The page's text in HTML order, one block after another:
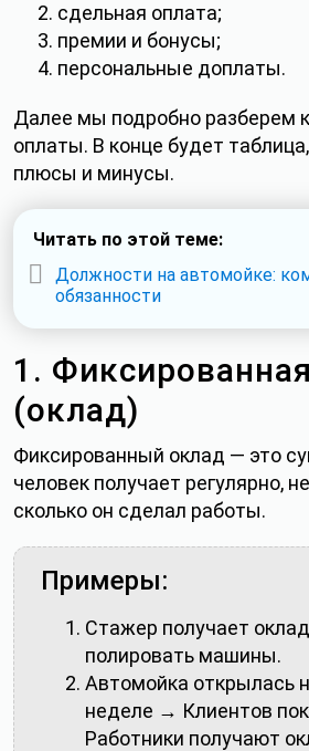
сдельная оплата;
премии и бонусы;
персональные доплаты.
Далее мы подробно разберем
оплаты. В конце будет
плюсы и минусы.
Читать по этой теме:
Должности на автомойке:
обязанности
1.
(оклад)
Фиксированный оклад — это
человек получает регулярно,
сколько он сделал работы.
Примеры:
Стажер получает
полировать машины.
Автомойка открылась
неделе → Клиентов
Работники получают